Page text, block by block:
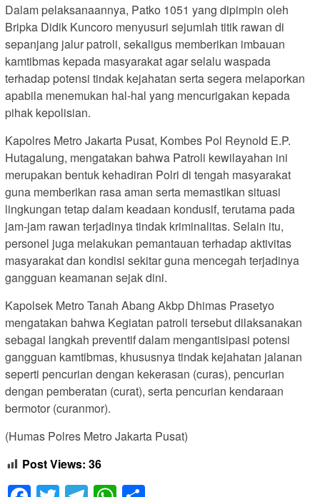
Dalam pelaksanaannya, Patko 1051 yang dipimpin oleh
Bripka Didik Kuncoro menyusuri sejumlah titik rawan di
sepanjang jalur patroli, sekaligus memberikan imbauan
kamtibmas kepada masyarakat agar selalu waspada
terhadap potensi tindak kejahatan serta segera melaporkan
apabila menemukan hal-hal yang mencurigakan kepada
pihak kepolisian.
Kapolres Metro Jakarta Pusat, Kombes Pol Reynold E.P.
Hutagalung, mengatakan bahwa Patroli kewilayahan ini
merupakan bentuk kehadiran Polri di tengah masyarakat
guna memberikan rasa aman serta memastikan situasi
lingkungan tetap dalam keadaan kondusif, terutama pada
jam-jam rawan terjadinya tindak kriminalitas. Selain itu,
personel juga melakukan pemantauan terhadap aktivitas
masyarakat dan kondisi sekitar guna mencegah terjadinya
gangguan keamanan sejak dini.
Kapolsek Metro Tanah Abang Akbp Dhimas Prasetyo
mengatakan bahwa Kegiatan patroli tersebut dilaksanakan
sebagai langkah preventif dalam mengantisipasi potensi
gangguan kamtibmas, khususnya tindak kejahatan jalanan
seperti pencurian dengan kekerasan (curas), pencurian
dengan pemberatan (curat), serta pencurian kendaraan
bermotor (curanmor).
(Humas Polres Metro Jakarta Pusat)
Post Views: 36